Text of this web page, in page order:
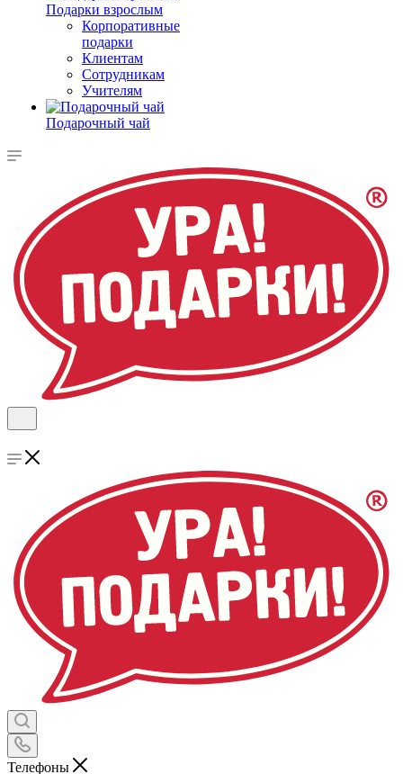
Подарки взрослым
Корпоративные
подарки
Клиентам
Сотрудникам
Учителям
Подарочный чай
Телефоны